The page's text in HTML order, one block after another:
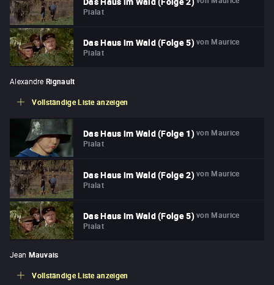
Pialat
Das Haus im Wald (Folge 5) von Maurice
Pialat
Alexandre Rignault
Vollständige Liste anzeigen
Das Haus im Wald (Folge 1) von Maurice
Pialat
Das Haus im Wald (Folge 2) von Maurice
Pialat
Das Haus im Wald (Folge 5) von Maurice
Pialat
Jean Mauvais
Vollständige Liste anzeigen